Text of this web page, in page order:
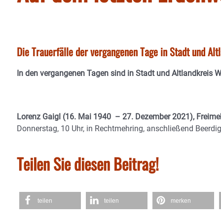
Die Trauerfälle der vergangenen Tage in Stadt und
In den vergangenen Tagen sind in Stadt und Altlandkreis
Lorenz Gaigl (16. Mai 1940 – 27. Dezember 2021),
Donnerstag, 10 Uhr, in Rechtmehring, anschließend
Teilen Sie diesen Beitrag!
teilen teilen merken